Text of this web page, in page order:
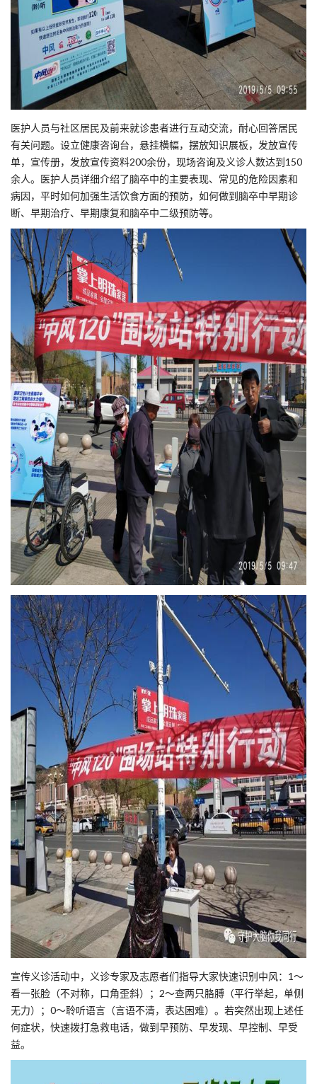
医护人员与社区居民及前来就诊患者进行互动交流，耐心回答居民
有关问题。设立健康咨询台，悬挂横幅，摆放知识展板，发放宣传
单，宣传册，发放宣传资料200余份，现场咨询及义诊人数达到150
余人。医护人员详细介绍了脑卒中的主要表现、常见的危险因素和
病因，平时如何加强生活饮食方面的预防，如何做到脑卒中早期诊
断、早期治疗、早期康复和脑卒中二级预防等。
宣传义诊活动中，义诊专家及志愿者们指导大家快速识别中风：1～
看一张脸（不对称，口角歪斜）；2～查两只胳膊（平行举起，单侧
无力）；0～聆听语言（言语不清，表达困难）。若突然出现上述任
何症状，快速拨打急救电话，做到早预防、早发现、早控制、早受
益。